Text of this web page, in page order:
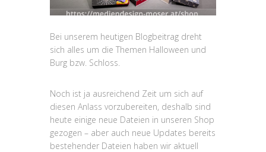
Bei unserem heutigen Blogbeitrag dreht
sich alles um die Themen Halloween und
Burg bzw. Schloss.
Noch ist ja ausreichend Zeit um sich auf
diesen Anlass vorzubereiten, deshalb sind
heute einige neue Dateien in unseren Shop
gezogen – aber auch neue Updates bereits
bestehender Dateien haben wir aktuell